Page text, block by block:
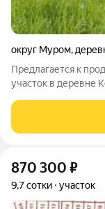
округ Муром,
Предлагается к
участок в деревне
улицей по которой
грунтовый подъезд,
870 300 ₽
9,7 сотки участок